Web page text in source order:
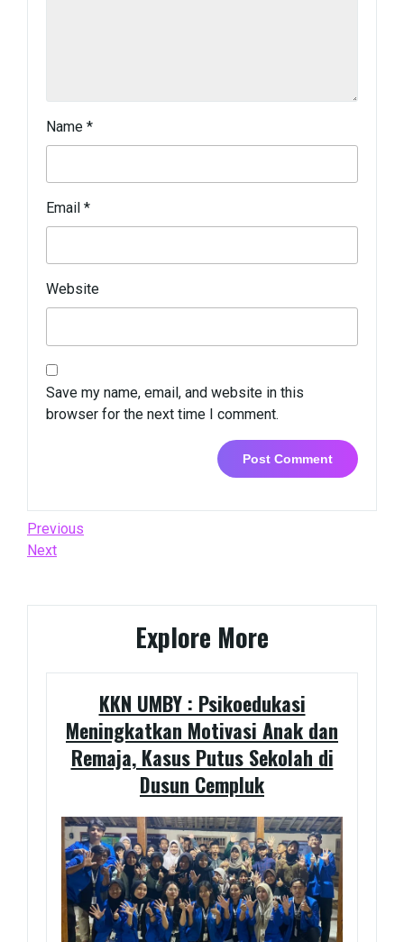
Name *
Email *
Website
Save my name, email, and website in this
browser for the next time I comment.
Post
navigation
Previous
Post
Previous
Next
Next
Explore More
KKN UMBY : Psikoedukasi
Meningkatkan Motivasi Anak dan
Remaja, Kasus Putus Sekolah di
Dusun Cempluk